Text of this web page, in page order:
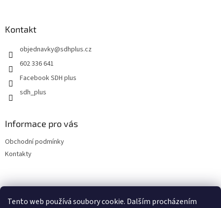
Tento web používá soubory cookie. Dalším procházením
Kontakt
objednavky@sdhplus.cz
602 336 641
Facebook SDH plus
sdh_plus
Informace pro vás
Obchodní podmínky
Kontakty